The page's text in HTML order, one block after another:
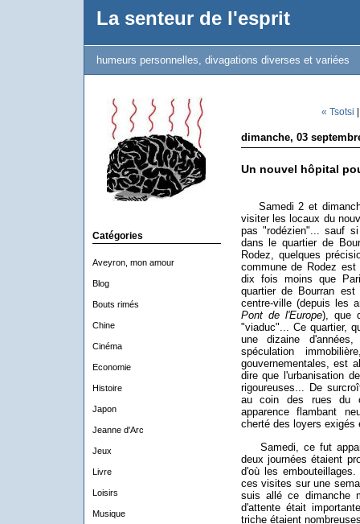
La senteur de l'esprit
humeurs personnelles, divagations diverses et variées
Catégories
Aveyron, mon amour
Blog
Bouts rimés
Chine
Cinéma
Economie
Histoire
Japon
Jeanne d'Arc
Jeux
Livre
Loisirs
Musique
« Tsotsi
dimanche, 03
Un nouvel hôpital
Samedi 2 et
visiter les locaux du
pas "rodézien"... sauf
dans le quartier de
Rodez, quelques
commune de Rodez
dix fois moins que
quartier de Bourran
centre-ville (depuis les
Pont de l'Europe), que
"viaduc"... Ce quartier,
une dizaine
spéculation
gouvernementales, est
dire que l'urbanisation
rigoureuses... De
au coin des rues du
apparence flambant
cherté des loyers exigés
Samedi, ce fut
deux journées étaient
d'où les
ces visites sur une
suis allé ce dimanche
d'attente était
triche étaient